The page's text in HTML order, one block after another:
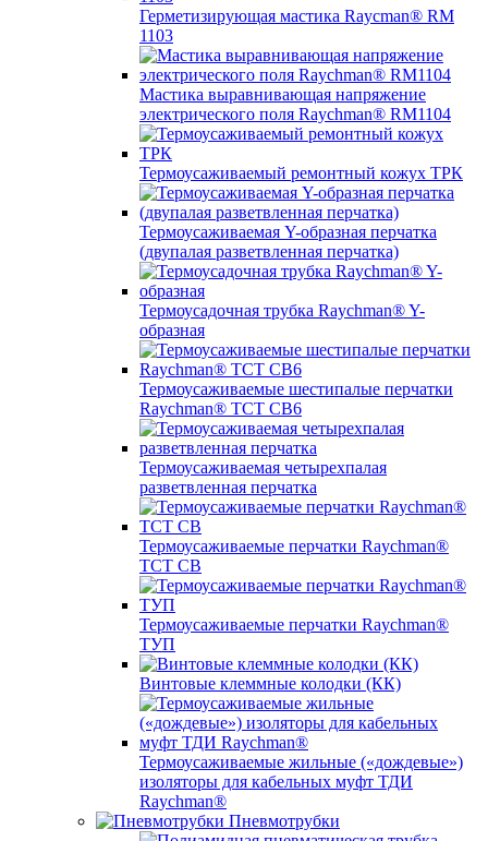
Герметизирующая мастика Raycman® RM
1103
Мастика выравнивающая напряжение
электрического поля Raychman® RM1104
Термоусаживаемый ремонтный кожух ТРК
Термоусаживаемая Y-образная перчатка
(двупалая разветвленная перчатка)
Термоусадочная трубка Raychman® Y-
образная
Термоусаживаемые шестипалые перчатки
Raychman® ТСТ СВ6
Термоусаживаемая четырехпалая
разветвленная перчатка
Термоусаживаемые перчатки Raychman®
TCT CB
Термоусаживаемые перчатки Raychman®
ТУП
Винтовые клеммные колодки (КК)
Термоусаживаемые жильные («дождевые»)
изоляторы для кабельных муфт ТДИ
Raychman®
Пневмотрубки